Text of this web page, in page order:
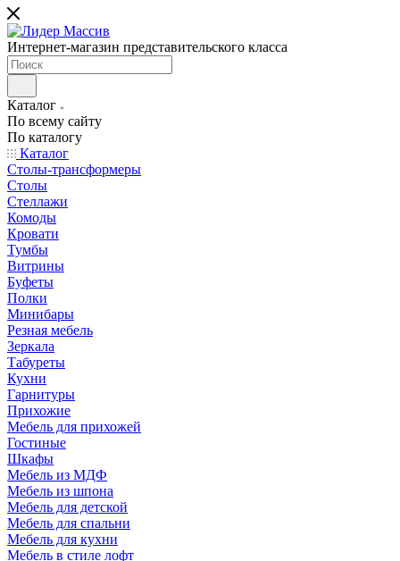
Интернет-магазин представительского класса
Каталог
По всему сайту
По каталогу
Каталог
Столы-трансформеры
Столы
Стеллажи
Комоды
Кровати
Тумбы
Витрины
Буфеты
Полки
Минибары
Резная мебель
Зеркала
Табуреты
Кухни
Гарнитуры
Прихожие
Мебель для прихожей
Гостиные
Шкафы
Мебель из МДФ
Мебель из шпона
Мебель для детской
Мебель для спальни
Мебель для кухни
Мебель в стиле лофт